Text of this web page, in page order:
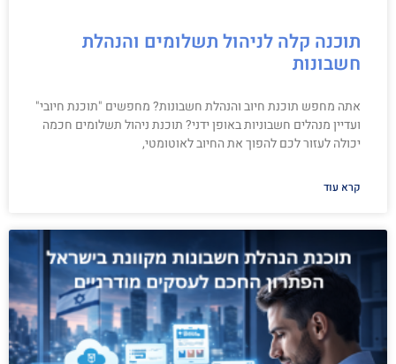
תוכנה קלה לניהול תשלומים והנהלת
חשבונות
אתה מחפש תוכנת חיוב והנהלת חשבונות? מחפשים "תוכנת חיובי"
ועדיין מנהלים חשבוניות באופן ידני? תוכנת ניהול תשלומים חכמה
יכולה לעזור לכם להפוך את החיוב לאוטומטי,
קרא עוד